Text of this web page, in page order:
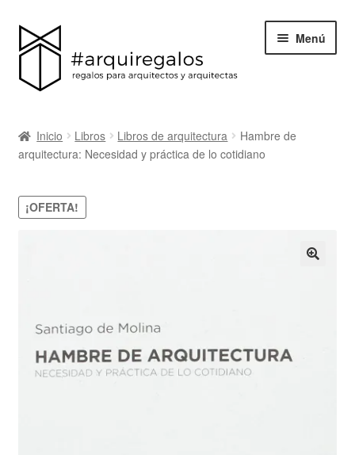
Menú
Categorías
BLACK FRIDAY
Contacta
Inicio Libros Libros de arquitectura
Hambre de
arquitectura: Necesidad y práctica de lo cotidiano
¡OFERTA!